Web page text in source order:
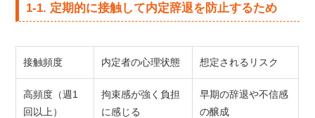
1-1. 定期的に接触して内定辞退を防止するため
接触頻度 内定者の心理状態 想定されるリスク
高頻度（週1
回以上）
拘束感が強く負担
に感じる
早期の辞退や不信感
の醸成